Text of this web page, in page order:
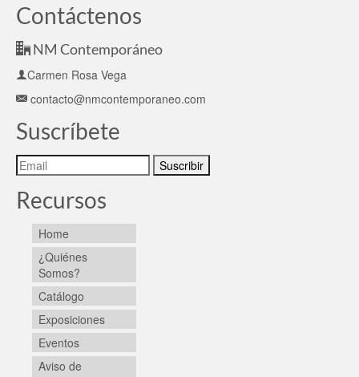
Contáctenos
NM Contemporáneo
Carmen Rosa Vega
contacto@nmcontemporaneo.com
Suscríbete
Recursos
Home
¿Quiénes
Somos?
Catálogo
Exposiciones
Eventos
Aviso de